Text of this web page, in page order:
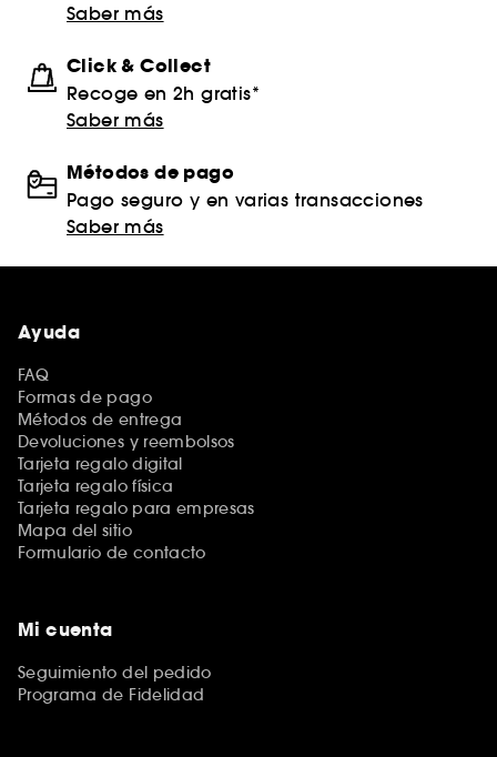
Saber más
Click & Collect
Recoge en 2h gratis*
Saber más
Métodos de pago
Pago seguro y en varias transacciones
Saber más
Ayuda
FAQ
Formas de pago
Métodos de entrega
Devoluciones y reembolsos
Tarjeta regalo digital
Tarjeta regalo física
Tarjeta regalo para empresas
Mapa del sitio
Formulario de contacto
Mi cuenta
Seguimiento del pedido
Programa de Fidelidad